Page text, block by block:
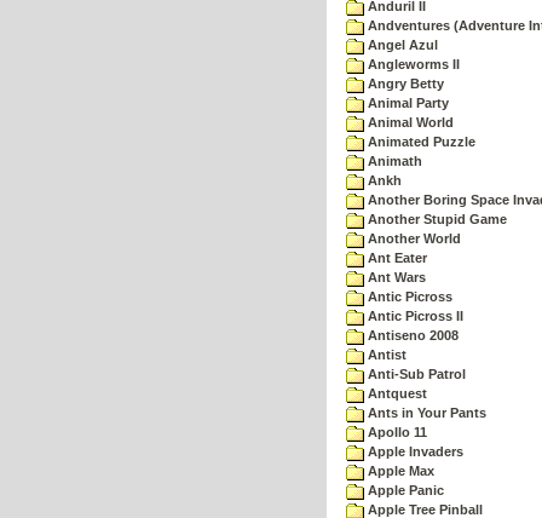
Anduril II
Andventures (Adventure
Angel Azul
Angleworms II
Angry Betty
Animal Party
Animal World
Animated Puzzle
Animath
Ankh
Another Boring Space
Another Stupid Game
Another World
Ant Eater
Ant Wars
Antic Picross
Antic Picross II
Antiseno 2008
Antist
Anti-Sub Patrol
Antquest
Ants in Your Pants
Apollo 11
Apple Invaders
Apple Max
Apple Panic
Apple Tree Pinball